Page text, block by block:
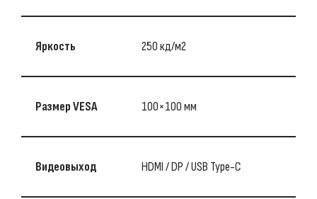
Яркость 250 кд/м2
Размер VESA 100×100 мм
Видеовыход HDMI / DP / USB Type-C